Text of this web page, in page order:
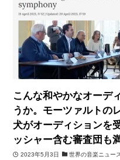
こんな和やかなオーデ
うか。モーツァルトの
犬がオーディションを
ッシャー含む審査団も
2023年5月3日 世界の音楽ニュース